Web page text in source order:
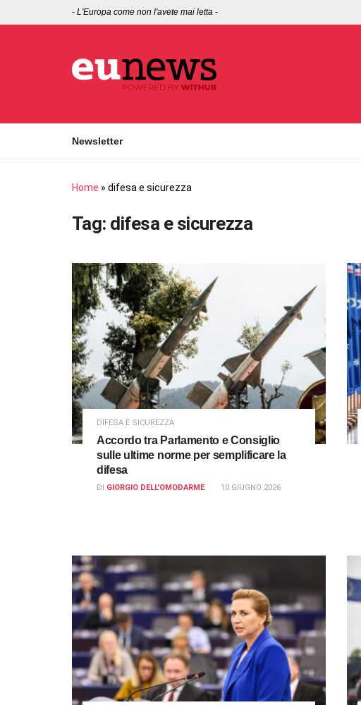
- L'Europa come non l'avete mai letta -
Newsletter
Home » difesa e sicurezza
Tag: difesa e sicurezza
DIFESA E SICUREZZA
Accordo tra Parlamento e Consiglio
sulle ultime norme per semplificare la
difesa
DI GIORGIO DELL'OMODARME 10 GIUGNO 2026